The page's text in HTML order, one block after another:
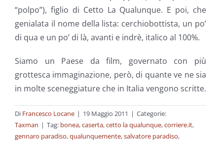
“polpo”), figlio di Cetto La Qualunque. E poi, che
genialata il nome della lista: cerchiobottista, un po’
di qua e un po’ di là, avanti e indrè, italico al 100%.
Siamo un Paese da film, governato con più
grottesca immaginazione, però, di quante ve ne sia
in molte sceneggiature che in Italia vengono scritte.
Di Francesco Locane | 19 Maggio 2011 | Categorie:
Taxman | Tag: bonea,caserta,cetto la qualunque,corriere.it,
gennaro paradiso,qualunquemente,salvatore paradiso,